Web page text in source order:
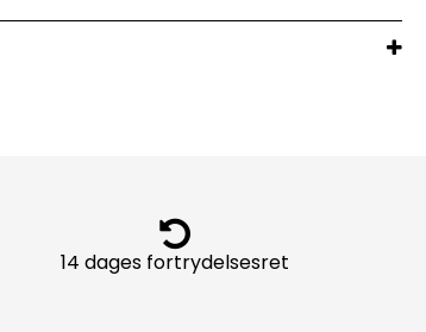
14 dages fortrydelsesret